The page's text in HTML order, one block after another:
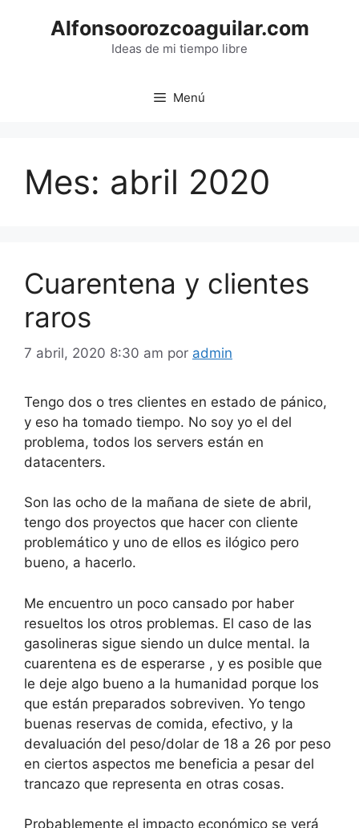
Alfonsoorozcoaguilar.com
Ideas de mi tiempo libre
Menú
Mes: abril 2020
Cuarentena y clientes
raros
7 abril, 2020 8:30 am por admin
Tengo dos o tres clientes en estado de pánico,
y eso ha tomado tiempo. No soy yo el del
problema, todos los servers están en
datacenters.
Son las ocho de la mañana de siete de abril,
tengo dos proyectos que hacer con cliente
problemático y uno de ellos es ilógico pero
bueno, a hacerlo.
Me encuentro un poco cansado por haber
resueltos los otros problemas. El caso de las
gasolineras sigue siendo un dulce mental. la
cuarentena es de esperarse , y es posible que
le deje algo bueno a la humanidad porque los
que están preparados sobreviven. Yo tengo
buenas reservas de comida, efectivo, y la
devaluación del peso/dolar de 18 a 26 por peso
en ciertos aspectos me beneficia a pesar del
trancazo que representa en otras cosas.
Probablemente el impacto económico se verá